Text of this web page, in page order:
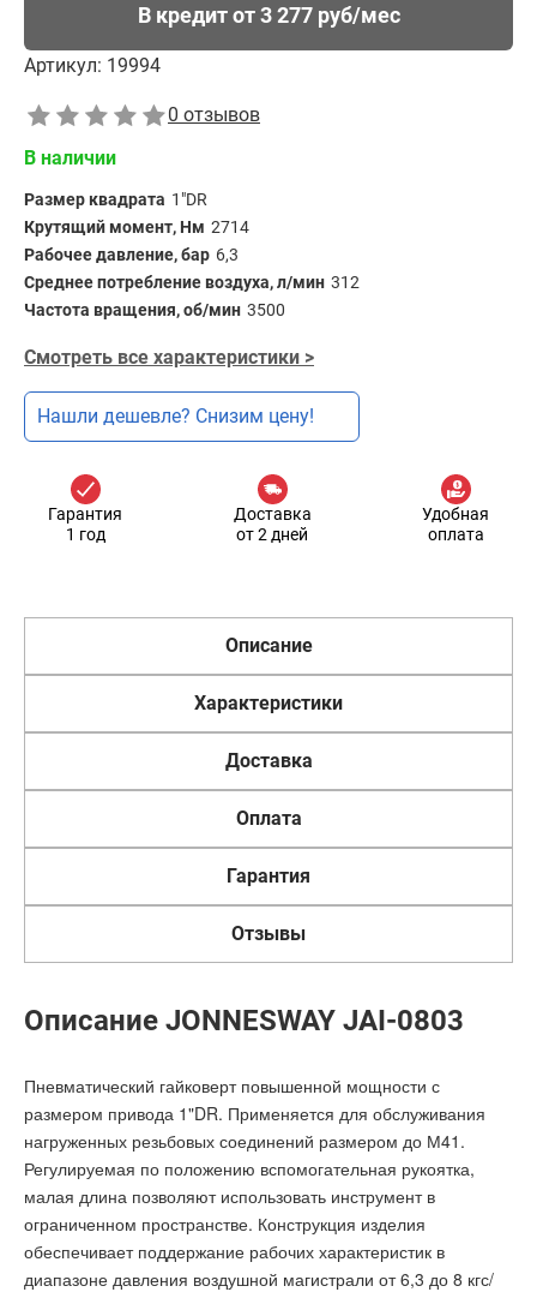
В кредит от 3 277 руб/мес
Артикул: 19994
0 отзывов
В наличии
Размер квадрата 1"DR
Крутящий момент, Нм 2714
Рабочее давление, бар 6,3
Среднее потребление воздуха, л/мин 312
Частота вращения, об/мин 3500
Смотреть все характеристики >
Нашли дешевле? Снизим цену!
Гарантия
1 год
Доставка
от 2 дней
Удобная
оплата
Описание
Характеристики
Доставка
Оплата
Гарантия
Отзывы
Описание JONNESWAY JAI-0803
Пневматический гайковерт повышенной мощности с
размером привода 1"DR. Применяется для обслуживания
нагруженных резьбовых соединений размером до М41.
Регулируемая по положению вспомогательная рукоятка,
малая длина позволяют использовать инструмент в
ограниченном пространстве. Конструкция изделия
обеспечивает поддержание рабочих характеристик в
диапазоне давления воздушной магистрали от 6,3 до 8 кгс/